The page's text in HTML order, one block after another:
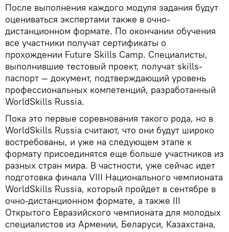
После выполнения каждого модуля задания будут
оцениваться экспертами также в очно-
дистанционном формате. По окончании обучения
все участники получат сертификаты о
прохождении Future Skills Camp. Специалисты,
выполнившие тестовый проект, получат skills-
паспорт — документ, подтверждающий уровень
профессиональных компетенций, разработанный
WorldSkills Russia.
Пока это первые соревнования такого рода, но в
WorldSkills Russia считают, что они будут широко
востребованы, и уже на следующем этапе к
формату присоединятся еще больше участников из
разных стран мира. В частности, уже сейчас идет
подготовка финала VIII Национального чемпионата
WorldSkills Russia, который пройдет в сентябре в
очно-дистанционном формате, а также III
Открытого Евразийского чемпионата для молодых
специалистов из Армении, Беларуси, Казахстана,